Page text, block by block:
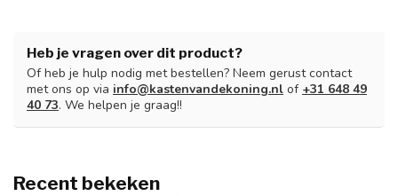
Heb je vragen over dit product?
Of heb je hulp nodig met bestellen? Neem gerust contact
met ons op via info@kastenvandekoning.nl of +31 648 49
40 73. We helpen je graag!!
Recent bekeken